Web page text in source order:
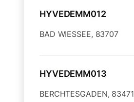
HYVEDEMM012
BAD WIESSEE, 83707
HYVEDEMM013
BERCHTESGADEN, 83471